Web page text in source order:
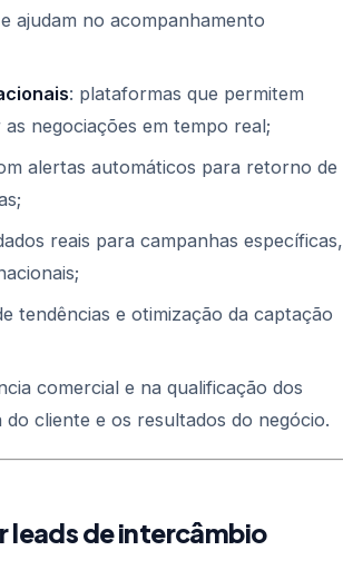
ajudam no acompanhamento
: plataformas que permitem
negociações em tempo real;
alertas automáticos para retorno de
reais para campanhas específicas,
tendências e otimização da captação
comercial e na qualificação dos
cliente e os resultados do negócio.
leads de intercâmbio